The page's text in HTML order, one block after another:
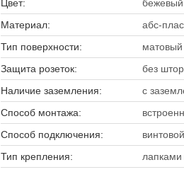
Цвет:
Материал:
абс-
Тип поверхности:
матовый
Защита розеток:
без
Наличие заземления:
с
Способ монтажа:
Способ подключения:
Тип крепления: